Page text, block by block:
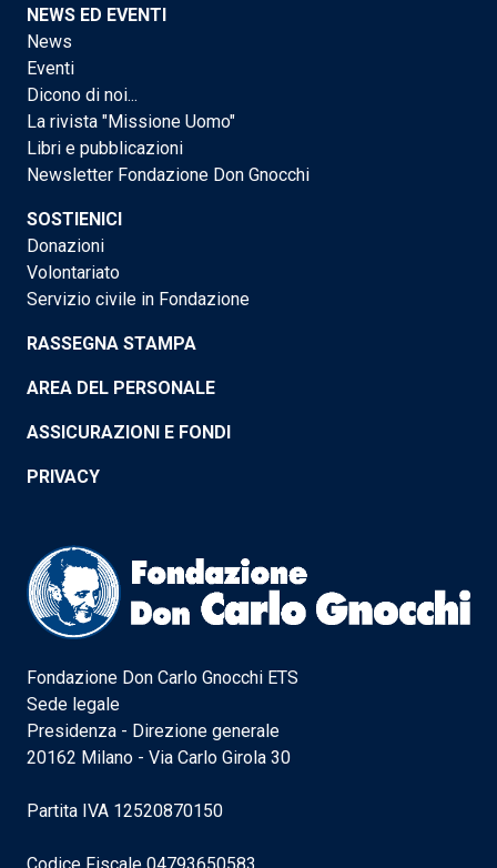
NEWS ED EVENTI
News
Eventi
Dicono di noi...
La rivista "Missione Uomo"
Libri e pubblicazioni
Newsletter Fondazione Don Gnocchi
SOSTIENICI
Donazioni
Volontariato
Servizio civile in Fondazione
RASSEGNA STAMPA
AREA DEL PERSONALE
ASSICURAZIONI E FONDI
PRIVACY
Fondazione Don Carlo Gnocchi ETS
Sede legale
Presidenza - Direzione generale
20162 Milano - Via Carlo Girola 30
Partita IVA 12520870150